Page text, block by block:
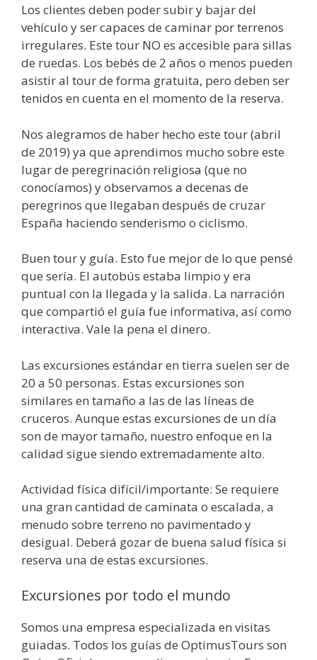
Los clientes deben poder subir y bajar del
vehículo y ser capaces de caminar por terrenos
irregulares. Este tour NO es accesible para sillas
de ruedas. Los bebés de 2 años o menos pueden
asistir al tour de forma gratuita, pero deben ser
tenidos en cuenta en el momento de la reserva.
Nos alegramos de haber hecho este tour (abril
de 2019) ya que aprendimos mucho sobre este
lugar de peregrinación religiosa (que no
conocíamos) y observamos a decenas de
peregrinos que llegaban después de cruzar
España haciendo senderismo o ciclismo.
Buen tour y guía. Esto fue mejor de lo que pensé
que sería. El autobús estaba limpio y era
puntual con la llegada y la salida. La narración
que compartió el guía fue informativa, así como
interactiva. Vale la pena el dinero.
Las excursiones estándar en tierra suelen ser de
20 a 50 personas. Estas excursiones son
similares en tamaño a las de las líneas de
cruceros. Aunque estas excursiones de un día
son de mayor tamaño, nuestro enfoque en la
calidad sigue siendo extremadamente alto.
Actividad física difícil/importante: Se requiere
una gran cantidad de caminata o escalada, a
menudo sobre terreno no pavimentado y
desigual. Deberá gozar de buena salud física si
reserva una de estas excursiones.
Excursiones por todo el mundo
Somos una empresa especializada en visitas
guiadas. Todos los guías de OptimusTours son